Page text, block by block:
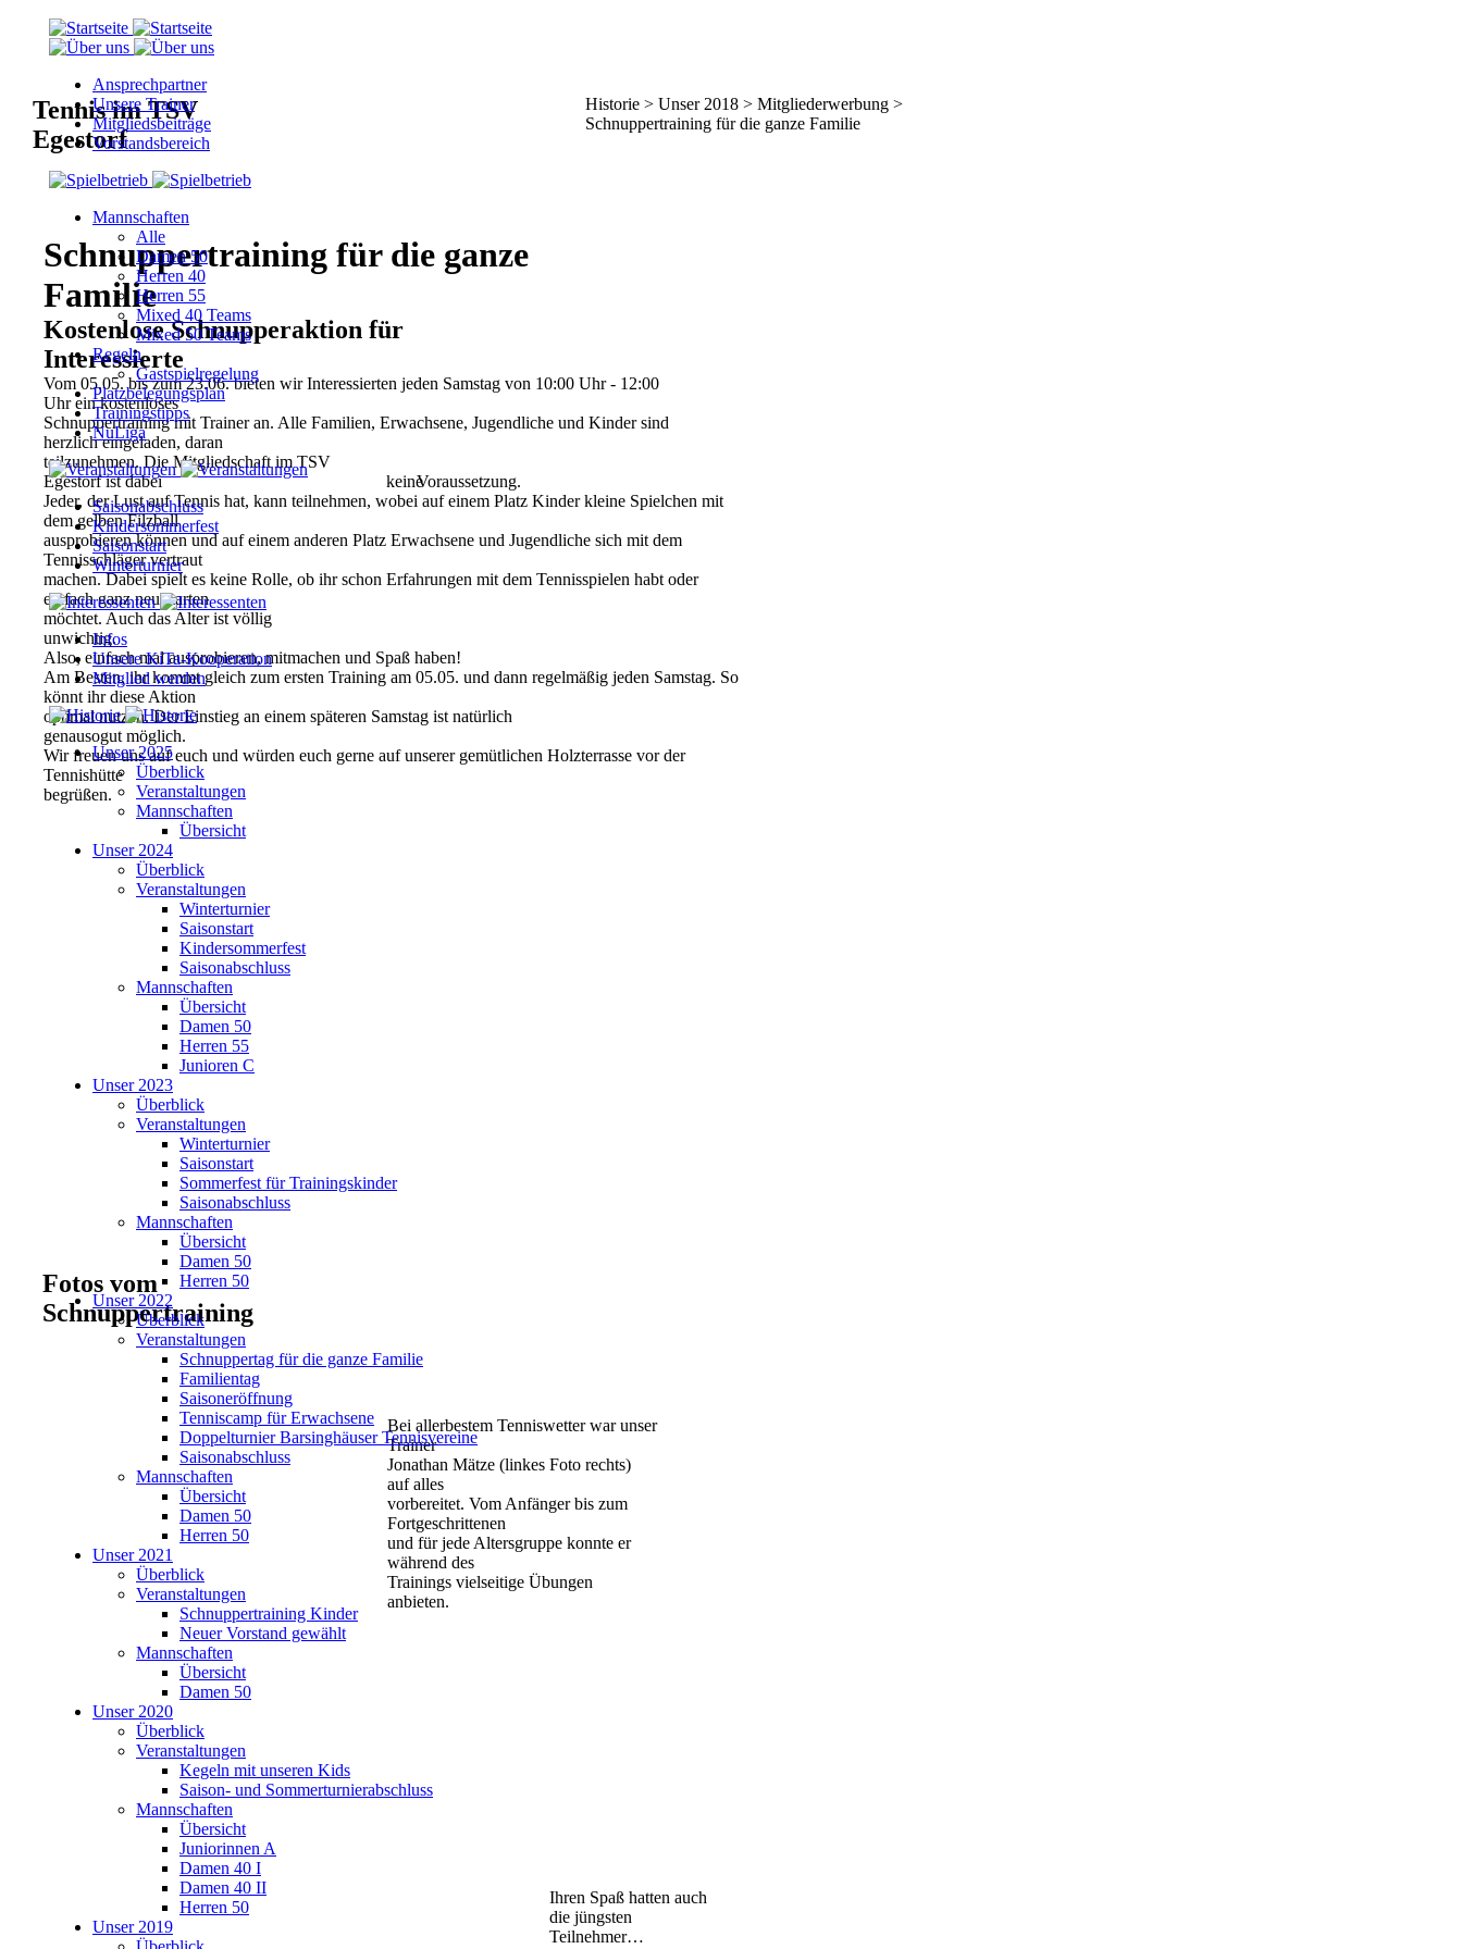
Schnuppertraining für die ganze
Familie
Kostenlose Schnupperaktion für
Interessierte
Vom 05.05. bis zum 23.06. bieten wir Interessierten jeden Samstag von 10:00 Uhr - 12:00
Uhr ein kostenloses
Schnuppertraining mit Trainer an. Alle Familien, Erwachsene, Jugendliche und Kinder sind
herzlich eingeladen, daran
teilzunehmen. Die Mitgliedschaft im TSV
Egestorf ist dabei
keineVoraussetzung.
Jeder, der Lust auf Tennis hat, kann teilnehmen, wobei auf einem Platz Kinder kleine Spielchen mit
dem gelben Filzball
ausprobieren können und auf einem anderen Platz Erwachsene und Jugendliche sich mit dem
Tennisschläger vertraut
machen. Dabei spielt es keine Rolle, ob ihr schon Erfahrungen mit dem Tennisspielen habt oder
einfach ganz neu starten
möchtet. Auch das Alter ist völlig
unwichtig.
Also, einfach mal ausprobieren, mitmachen und Spaß haben!
Am Besten, ihr kommt gleich zum ersten Training am 05.05. und dann regelmäßig jeden Samstag. So
könnt ihr diese Aktion
optimal nutzen. Der Einstieg an einem späteren Samstag ist natürlich
genausogut möglich.
Wir freuen uns auf euch und würden euch gerne auf unserer gemütlichen Holzterrasse vor der
Tennishütte
begrüßen.
Tennis im TSV
Egestorf
Historie > Unser 2018 > Mitgliederwerbung >
Schnuppertraining für die ganze Familie
Fotos vom
Schnuppertraining
Ihren Spaß hatten auch
die jüngsten
Teilnehmer…
Bei allerbestem Tenniswetter war unser
Trainer
Jonathan Mätze (linkes Foto rechts)
auf alles
vorbereitet. Vom Anfänger bis zum
Fortgeschrittenen
und für jede Altersgruppe konnte er
während des
Trainings vielseitige Übungen
anbieten.
Ansprechpartner
Unsere Trainer
Mitgliedsbeiträge
Vorstandsbereich
Mannschaften
Alle
Damen 50
Herren 40
Herren 55
Mixed 40 Teams
Mixed 50 Teams
Regeln
Gastspielregelung
Platzbelegungsplan
Trainingstipps
NuLiga
Saisonabschluss
Kindersommerfest
Saisonstart
Winterturnier
Infos
Unsere KiTa-Kooperation
Mitglied werden
Unser 2025
Überblick
Veranstaltungen
Mannschaften
Übersicht
Unser 2024
Überblick
Veranstaltungen
Winterturnier
Saisonstart
Kindersommerfest
Saisonabschluss
Mannschaften
Übersicht
Damen 50
Herren 55
Junioren C
Unser 2023
Überblick
Veranstaltungen
Winterturnier
Saisonstart
Sommerfest für Trainingskinder
Saisonabschluss
Mannschaften
Übersicht
Damen 50
Herren 50
Unser 2022
Überblick
Veranstaltungen
Schnuppertag für die ganze Familie
Familientag
Saisoneröffnung
Tenniscamp für Erwachsene
Doppelturnier Barsinghäuser Tennisvereine
Saisonabschluss
Mannschaften
Übersicht
Damen 50
Herren 50
Unser 2021
Überblick
Veranstaltungen
Schnuppertraining Kinder
Neuer Vorstand gewählt
Mannschaften
Übersicht
Damen 50
Unser 2020
Überblick
Veranstaltungen
Kegeln mit unseren Kids
Saison- und Sommerturnierabschluss
Mannschaften
Übersicht
Juniorinnen A
Damen 40 I
Damen 40 II
Herren 50
Unser 2019